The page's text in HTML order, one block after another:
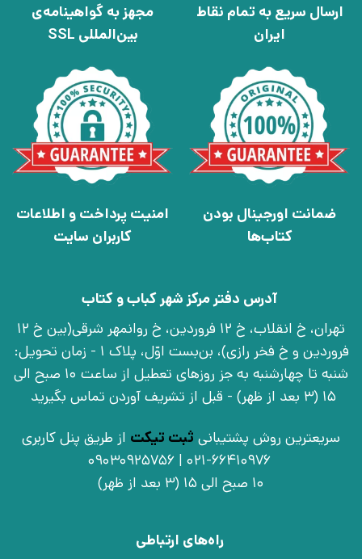
ارسال سریع به تمام نقاط
ایران
مجهز به گواهینامه‌ی
بین‌المللی SSL
ضمانت اورجینال بودن
کتاب‌ها
امنیت پرداخت و اطلاعات
کاربران سایت
آدرس دفتر مرکز شهر کباب و کتاب
تهران، خ انقلاب، خ 12 فروردین، خ روانمهر شرقی(بین خ 12
فروردین و خ فخر رازی)، بن‌بست اوّل، پلاک 1 - زمان تحویل:
شنبه تا چهارشنبه به جز روزهای تعطیل از ساعت 10 صبح الی
15 (3 بعد از ظهر) - قبل از تشریف آوردن تماس بگیرید
سریعترین روش پشتیبانی ثبت تیکت از طریق پنل کاربری
021-66410976 | 09030925756
10 صبح الی 15 (3 بعد از ظهر)
راه‌های ارتباطی